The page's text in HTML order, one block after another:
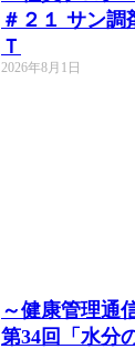
＃２１ サン
Ｔ
2026年8月1日
～健康管理通
第34回「水分